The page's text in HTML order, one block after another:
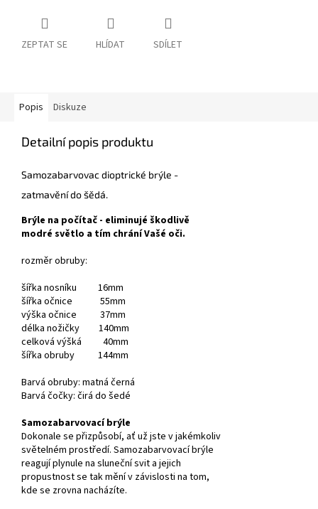
ZEPTAT SE HLÍDAT SDÍLET
Popis Diskuze
Detailní popis produktu
Samozabarvovac dioptrické brýle -
zatmavění do šědá.
Brýle na počítač - eliminujé škodlivě
modré světlo a tím chrání Vašé oči.
rozměr obruby:
šířka nosníku 16mm
šířka očnice 55mm
výška očnice 37mm
délka nožičky 140mm
celková výšká 40mm
šířka obruby 144mm
Barvá obruby: matná černá
Barvá čočky: čirá do šedé
Samozabarvovací brýle
Dokonale se přizpůsobí, ať už jste v jakémkoliv
světelném prostředí. Samozabarvovací brýle
reagují plynule na sluneční svit a jejich
propustnost se tak mění v závislosti na tom,
kde se zrovna nacházíte.